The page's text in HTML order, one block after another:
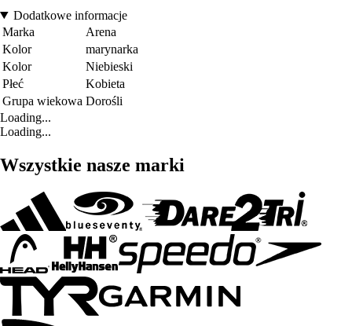
Dodatkowe informacje
Marka
Arena
Kolor
marynarka
Kolor
Niebieski
Płeć
Kobieta
Grupa wiekowa Dorośli
Loading...
Loading...
Wszystkie nasze marki